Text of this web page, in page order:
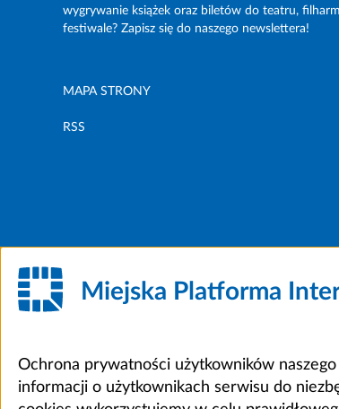
wygrywanie książek oraz biletów do teatru,
festiwale? Zapisz się do naszego newslettera!
MAPA STRONY
RSS
Miejska Platforma
Ochrona prywatności użytkowników
informacji o użytkownikach serwisu do